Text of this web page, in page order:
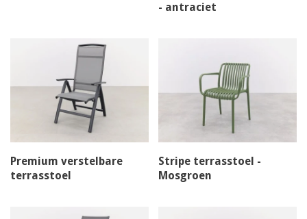
- antraciet
Premium verstelbare
terrasstoel
Stripe terrasstoel -
Mosgroen